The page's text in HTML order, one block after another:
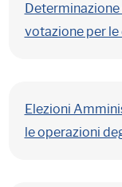
votazione per
Elezioni
le operazioni